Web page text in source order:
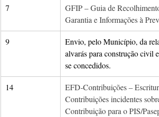
7
GFIP – Guia de
Garantia e Informações à
9
Envio, pelo Município, da
alvarás para construção civil
se concedidos.
14
EFD-Contribuições –
Contribuições incidentes
Contribuição para o PIS/